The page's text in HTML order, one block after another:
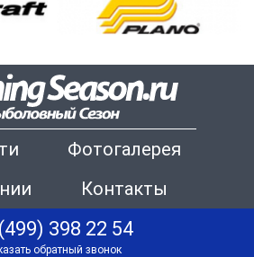
Фотогалерея
Контакты
398 22 54
обратный звонок